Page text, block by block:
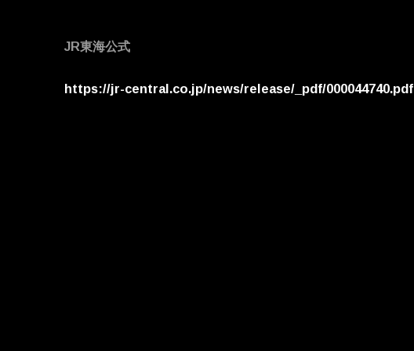
JR東海公式
https://jr-central.co.jp/news/release/_pdf/000044740.pdf